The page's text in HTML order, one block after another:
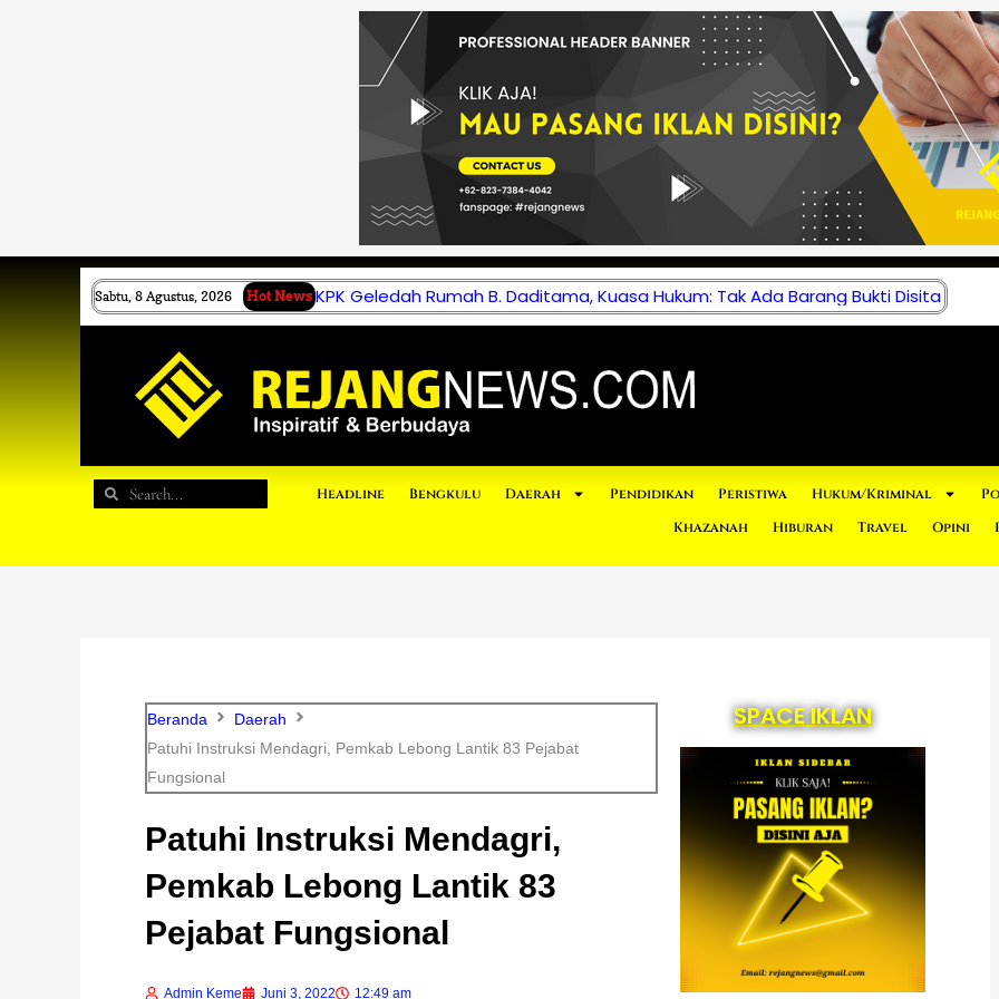
Sabtu, 8 Agustus, 2026 Hot News KPK Geledah Rumah B. Daditama, Kuasa Hukum: Tak Ada Barang Bukti Disita
Search
Search Headline Bengkulu Daerah Pendidikan Peristiwa Hukum/Kriminal
Khazanah
Hiburan Travel Opini
Beranda
Daerah
Patuhi Instruksi Mendagri, Pemkab Lebong Lantik 83 Pejabat
Fungsional
Patuhi Instruksi Mendagri,
Pemkab Lebong Lantik 83
Pejabat Fungsional
Admin Keme Juni 3, 2022 12:49 am
SPACE IKLAN